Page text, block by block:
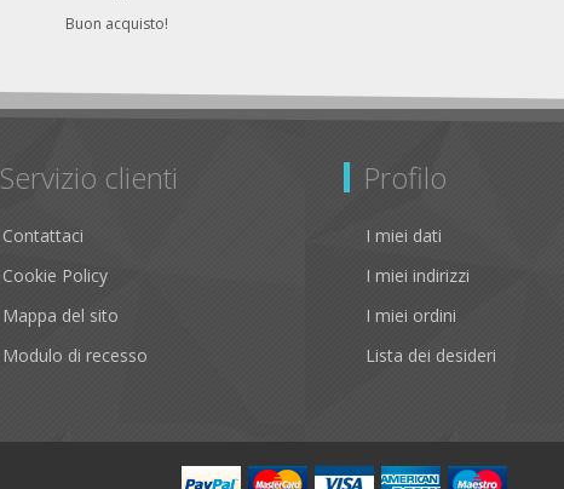
Buon acquisto!
Servizio clienti
Contattaci
Cookie Policy
Mappa del sito
Modulo di recesso
Profilo
I miei dati
I miei indirizzi
I miei ordini
Lista dei desideri